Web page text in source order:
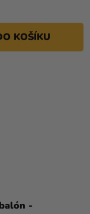
KOŠÍKU
-